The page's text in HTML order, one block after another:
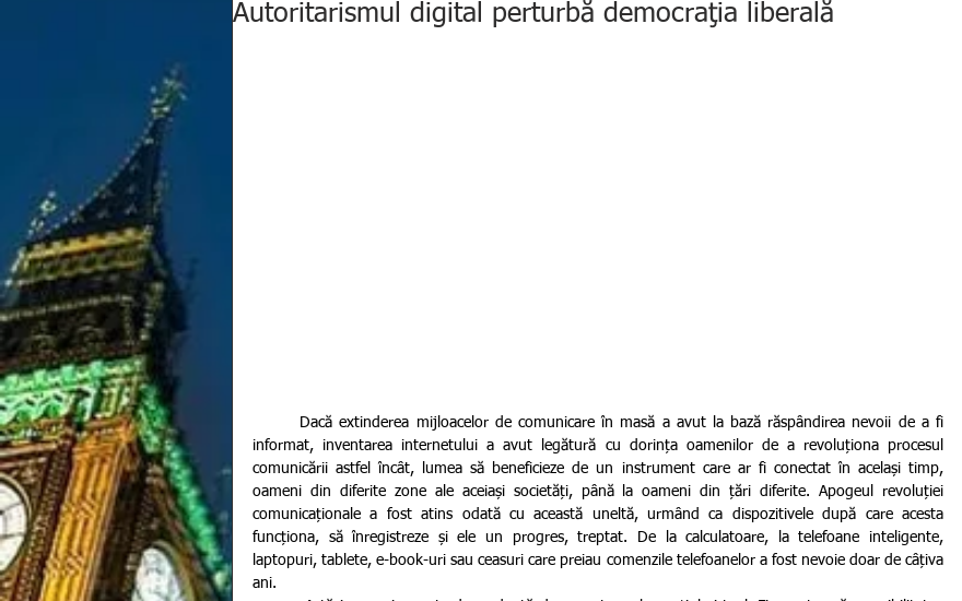
Autoritarismul digital perturbă democraţia liberală
informat, inventarea internetului a avut legătură cu dorința oamenilor de a revoluționa procesul
comunicării astfel încât, lumea să beneficieze de un instrument care ar fi conectat în același timp,
oameni din diferite zone ale aceiași societăți, până la oameni din țări diferite. Apogeul revoluției
comunicaționale a fost atins odată cu această uneltă, urmând ca dispozitivele după care acesta
funcționa, să înregistreze și ele un progres, treptat. De la calculatoare, la telefoane inteligente,
laptopuri, tablete, e-book-uri sau ceasuri care preiau comenzile telefoanelor a fost nevoie doar de câțiva
ani.